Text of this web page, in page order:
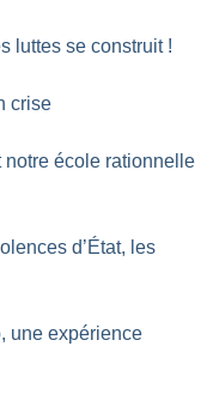
luttes se construit !
crise
notre école rationnelle
d’État, les
une expérience